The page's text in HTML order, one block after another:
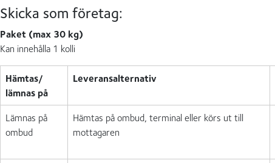
Skicka som företag:
Paket (max 30 kg)
Kan innehålla 1 kolli
Hämtas/
lämnas på
Leveransalternativ
Lämnas på
ombud
Hämtas på ombud, terminal eller körs ut till
mottagaren